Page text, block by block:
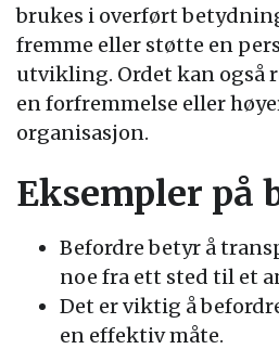
brukes i overført
fremme eller støtte en
utvikling. Ordet kan også
en forfremmelse eller
organisasjon.
Eksempler på
Befordre betyr å
noe fra ett sted til et
Det er viktig å
en effektiv måte.